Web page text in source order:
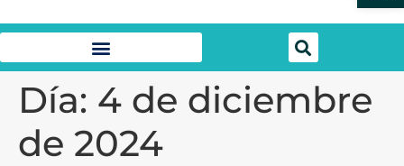
Día: 4 de diciembre
de 2024